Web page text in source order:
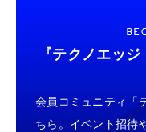
『テクノエッジ
会員コミュニティ「
ちら。イベント招待